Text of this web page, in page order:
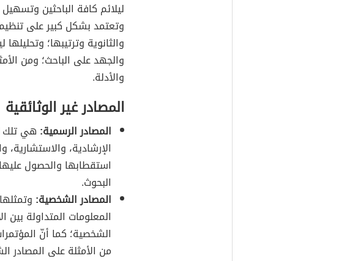
ليلائم كافة الباحثين
وتعتمد بشكل كبير على
والثانوية وترتيبها؛
والجهد على الباحث؛ ومن
والأدلة.
المصادر غير الوثائقية
المصادر الرسمية: هي تلك
الإرشادية، والاستشارية،
استقطابها والحصول
البحوث.
المصادر الشخصية:
المعلومات المتداولة بين
الشخصية؛ كما أنّ
من الأمثلة على المصادر